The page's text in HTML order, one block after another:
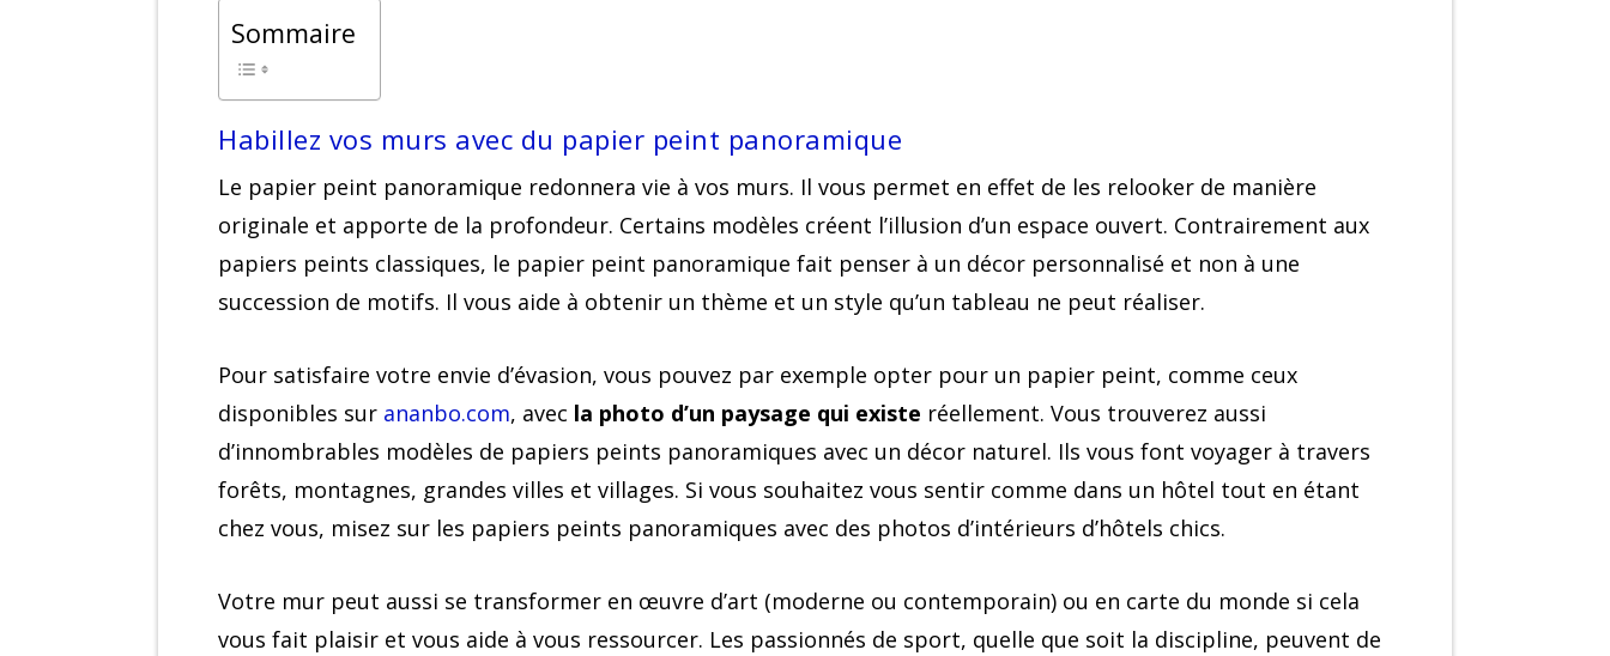
Sommaire
Habillez vos murs avec du papier peint panoramique
Le papier peint panoramique redonnera vie à vos murs. Il vous permet en effet de les relooker de manière
originale et apporte de la profondeur. Certains modèles créent l’illusion d’un espace ouvert. Contrairement aux
papiers peints classiques, le papier peint panoramique fait penser à un décor personnalisé et non à une
succession de motifs. Il vous aide à obtenir un thème et un style qu’un tableau ne peut réaliser.
Pour satisfaire votre envie d’évasion, vous pouvez par exemple opter pour un papier peint, comme ceux
disponibles sur ananbo.com, avec la photo d’un paysage qui existe réellement. Vous trouverez aussi
d’innombrables modèles de papiers peints panoramiques avec un décor naturel. Ils vous font voyager à travers
forêts, montagnes, grandes villes et villages. Si vous souhaitez vous sentir comme dans un hôtel tout en étant
chez vous, misez sur les papiers peints panoramiques avec des photos d’intérieurs d’hôtels chics.
Votre mur peut aussi se transformer en œuvre d’art (moderne ou contemporain) ou en carte du monde si cela
vous fait plaisir et vous aide à vous ressourcer. Les passionnés de sport, quelle que soit la discipline, peuvent de